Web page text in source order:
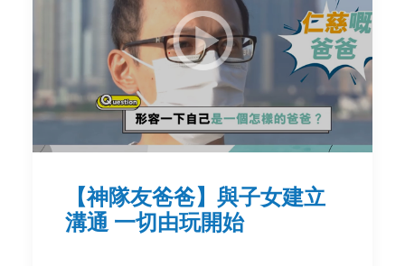
【神隊友爸爸】與子女建立
溝通 一切由玩開始